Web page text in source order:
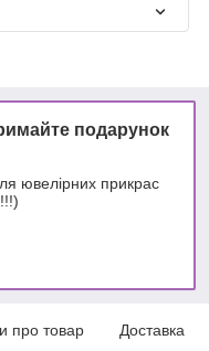
подарунок
ювелірних прикрас
про товар Доставка